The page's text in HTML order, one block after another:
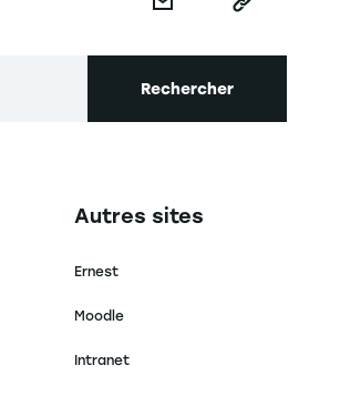
Rechercher
Navigation tertiaire footer
Autres sites
Ernest
Moodle
Intranet